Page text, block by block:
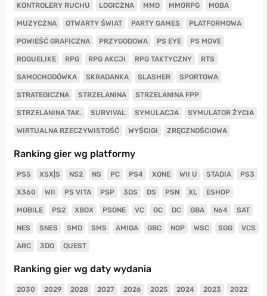
KONTROLERY RUCHU LOGICZNA MMO MMORPG MOBA
MUZYCZNA OTWARTY ŚWIAT PARTY GAMES PLATFORMOWA
POWIEŚĆ GRAFICZNA PRZYGODOWA PS EYE PS MOVE
ROGUELIKE RPG RPG AKCJI RPG TAKTYCZNY RTS
SAMOCHODÓWKA SKRADANKA SLASHER SPORTOWA
STRATEGICZNA STRZELANINA STRZELANINA FPP
STRZELANINA TAK. SURVIVAL SYMULACJA SYMULATOR ŻYCIA
WIRTUALNA RZECZYWISTOŚĆ WYŚCIGI ZRĘCZNOŚCIOWA
Ranking gier wg platformy
PS5 XSX|S NS2 NS PC PS4 XONE WII U STADIA PS3
X360 WII PS VITA PSP 3DS DS PSN XL ESHOP
MOBILE PS2 XBOX PSONE VC GC DC GBA N64 SAT
NES SNES SMD SMS AMIGA GBC NGP WSC SGG VCS
ARC 3DO QUEST
Ranking gier wg daty wydania
2030 2029 2028 2027 2026 2025 2024 2023 2022